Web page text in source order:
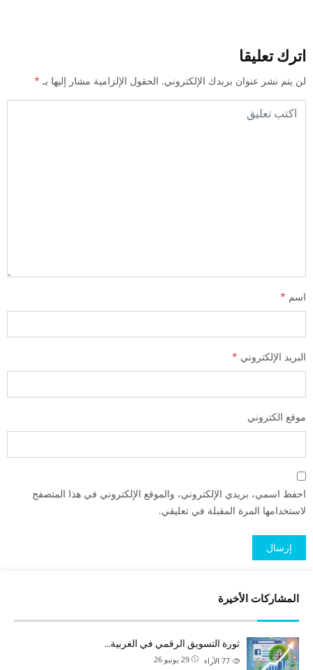
اترك تعليقا
لن يتم نشر عنوان بريدك الإلكتروني. الحقول الإلزامية مشار إليها بـ *
اسم *
البريد الإلكتروني *
موقع الكتروني
احفظ اسمي، بريدي الإلكتروني، والموقع الإلكتروني في هذا المتصفح
لاستخدامها المرة المقبلة في تعليقي.
المشاركات الأخيرة
ثورة التسويق الرقمي في الغربية…
29 يونيو 26 الآراء